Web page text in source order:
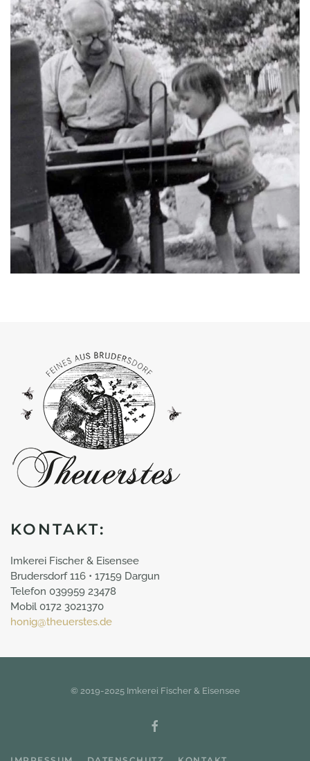
KONTAKT:
Imkerei Fischer & Eisensee
Brudersdorf 116 • 17159 Dargun
Telefon 039959 23478
Mobil 0172 3021370
honig@theuerstes.de
© 2019-2025 Imkerei Fischer & Eisensee